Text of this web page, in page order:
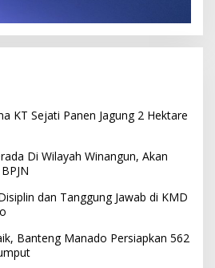
KT Sejati Panen Jagung 2 Hektare
Di Wilayah Winangun, Akan
dan Tanggung Jawab di KMD
Banteng Manado Persiapkan 562